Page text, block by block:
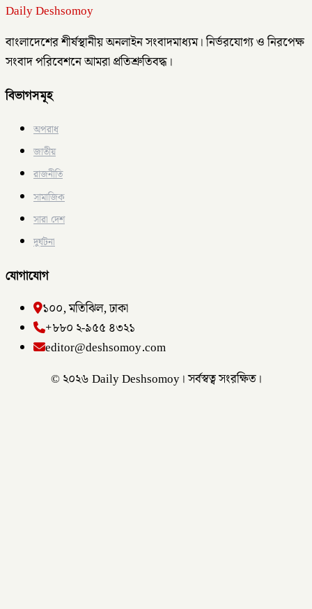
Daily Deshsomoy
বাংলাদেশের শীর্ষস্থানীয় অনলাইন সংবাদমাধ্যম। নির্ভরযোগ্য ও নিরপেক্ষ
সংবাদ পরিবেশনে আমরা প্রতিশ্রুতিবদ্ধ।
বিভাগসমূহ
অপরাধ
জাতীয়
রাজনীতি
সামাজিক
সারা দেশ
দুর্ঘটনা
যোগাযোগ
১০০, মতিঝিল, ঢাকা
+৮৮০ ২-৯৫৫ ৪৩২১
editor@deshsomoy.com
© ২০২৬ Daily Deshsomoy। সর্বস্বত্ব সংরক্ষিত।